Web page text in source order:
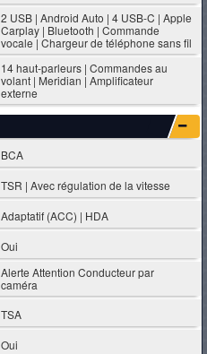
2 USB | Android Auto | 4 USB-C | Apple
Carplay | Bluetooth | Commande
vocale | Chargeur de téléphone sans fil
14 haut-parleurs | Commandes au
volant | Meridian | Amplificateur
externe
BCA
TSR | Avec régulation de la vitesse
Adaptatif (ACC) | HDA
Oui
Alerte Attention Conducteur par
caméra
TSA
Oui